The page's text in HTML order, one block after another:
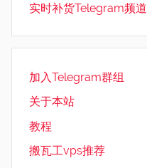
实时补货Telegram频道
加入Telegram群组
关于本站
教程
搬瓦工vps推荐